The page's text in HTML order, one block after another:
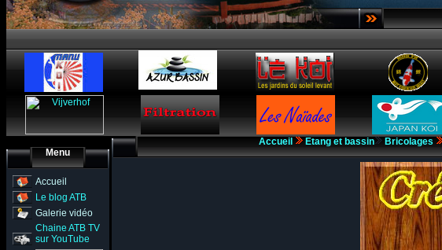
Menu
Accueil
Le blog ATB
Galerie vidéo
Chaine ATB TV
sur YouTube
Accueil Etang et bassin Bricolages